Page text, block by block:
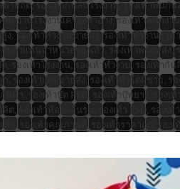
ฟ้าสถิต, รองเท้ากันลื่นโรงงาน, รองเท้าพื้น
นักงานโรงงานเครื่องสำอาง, รองเท้าพนัก
รองเท้าทำงานขายส่ง, รองเท้าทำงานราค
รับตัวแทนจำหน่ายรองเท้า, รองเท้าพร้อมส่ง,
, รองเท้าโรงงาน, รองเท้าทำงาน, รองเท้
ก, รองเท้าแตะขายส่ง, รองเท้าหัวโตผู้ชาย,
นน้ำ, รองเท้าบู๊ต PVC, รองเท้าบู๊ทยาง, รอ
ต, รองเท้าห้องคลีนรูม, รองเท้า ESD, รอง
เท้า, รองเท้าคุณภาพดี, รองเท้าราคาถูก, รอ